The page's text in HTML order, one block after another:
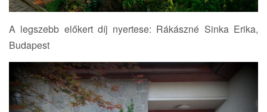
A legszebb előkert díj nyertese: Rákászné Sinka Erika,
Budapest